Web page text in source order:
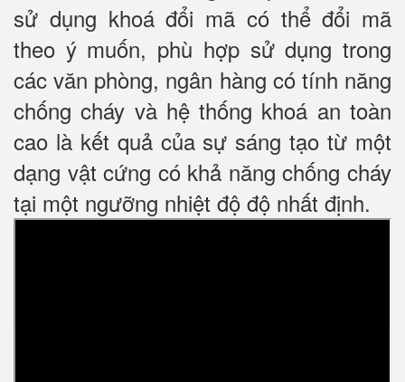
sử dụng khoá đổi mã có thể đổi mã
theo ý muốn, phù hợp sử dụng trong
các văn phòng, ngân hàng có tính năng
chống cháy và hệ thống khoá an toàn
cao là kết quả của sự sáng tạo từ một
dạng vật cứng có khả năng chống cháy
tại một ngưỡng nhiệt độ độ nhất định.